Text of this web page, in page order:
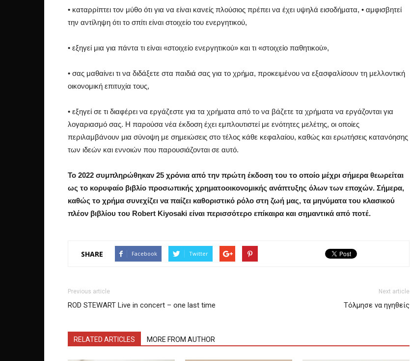
• καταρρίπτει τον μύθο ότι για να είναι κανείς πλούσιος πρέπει να έχει υψηλά εισοδήματα, • αμφισβητεί
την αντίληψη ότι το σπίτι είναι στοιχείο του ενεργητικού,
• εξηγεί μια για πάντα τι είναι «στοιχείο ενεργητικού» και τι «στοιχείο παθητικού»,
• σας μαθαίνει τι να διδάξετε στα παιδιά σας για το χρήμα, προκειμένου να εξασφαλίσουν τη μελλοντική
οικονομική επιτυχία τους,
• εξηγεί σε τι διαφέρει να εργάζεστε για τα χρήματα από το να βάζετε τα χρήματα να εργάζονται για
λογαριασμό σας. Η παρούσα νέα έκδοση έχει εμπλουτιστεί με ενότητες μελέτης, οι οποίες
περιλαμβάνουν μια σύνοψη με σημειώσεις στο τέλος κάθε κεφαλαίου, καθώς και ερωτήσεις κατανόησης
των ιδεών και εννοιών που παρουσιάζονται σε αυτό.
Το 2022 συμπληρώθηκαν 25 χρόνια από την πρώτη έκδοση του το οποίο μέχρι σήμερα θεωρείται
ως το κορυφαίο βιβλίο προσωπικής χρηματοοικονομικής ανάπτυξης όλων των εποχών. Σήμερα,
καθώς το χρήμα συνεχίζει να παίζει καθοριστικό ρόλο στη ζωή μας, τα μηνύματα του κλασικού
πλέον βιβλίου του Robert Kiyosaki είναι περισσότερο επίκαιρα και σημαντικά από ποτέ.
SHARE Facebook Twitter
Previous article
ROD STEWART Live in concert – one last time
Next article
Τόλμησε να ηγηθείς
RELATED ARTICLES MORE FROM AUTHOR